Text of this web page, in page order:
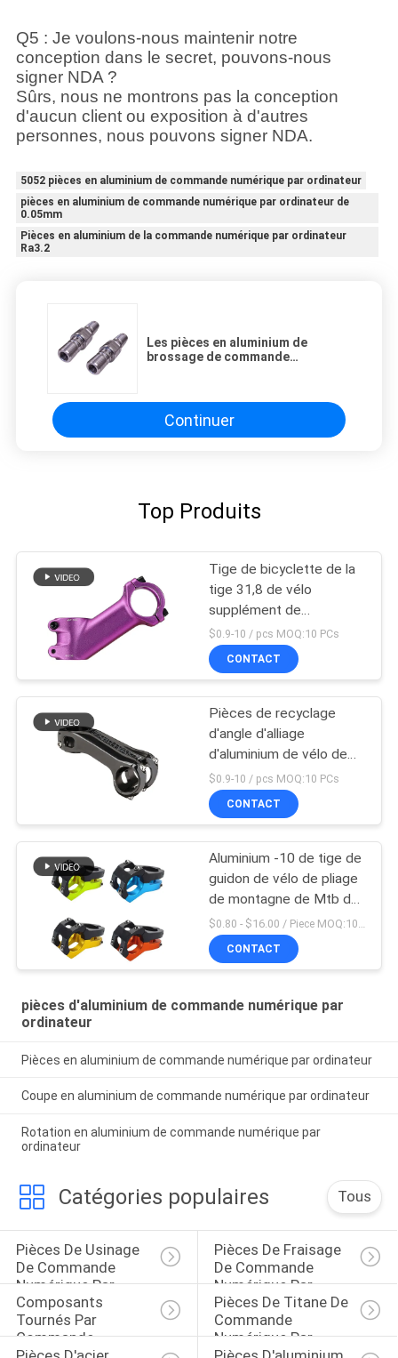
Q5 : Je voulons-nous maintenir notre
conception dans le secret, pouvons-nous
signer NDA ?
Sûrs, nous ne montrons pas la conception
d'aucun client ou exposition à d'autres
personnes, nous pouvons signer NDA.
5052 pièces en aluminium de commande numérique par ordinateur
pièces en aluminium de commande numérique par ordinateur de
0.05mm
Pièces en aluminium de la commande numérique par ordinateur
Ra3.2
Les pièces en aluminium de
brossage de commande
tournent la rotation
Continuer
Top Produits
Tige de bicyclette de la
tige 31,8 de vélo
supplément de
canalisation verticale de
guidon de 35 degrés
$0.9-10 / pcs MOQ:10 PCs
CONTACT
Pièces de recyclage
d'angle d'alliage
d'aluminium de vélo de
guidon de bicyclette
réglable de tige
$0.9-10 / pcs MOQ:10 PCs
CONTACT
Aluminium -10 de tige de
guidon de vélo de pliage
de montagne de Mtb de
route d'Aliminum
CONTACT
pièces d'aluminium de commande numérique par
ordinateur
Pièces en aluminium de commande numérique par ordinateur
Coupe en aluminium de commande numérique par ordinateur
Rotation en aluminium de commande numérique par
ordinateur
Catégories populaires Tous
Pièces De Usinage
De Commande
Numérique Par
Ordinateur
Pièces De Fraisage
De Commande
Numérique Par
Ordinateur
Composants
Tournés Par
Commande
Pièces De Titane De
Commande
Numérique Par